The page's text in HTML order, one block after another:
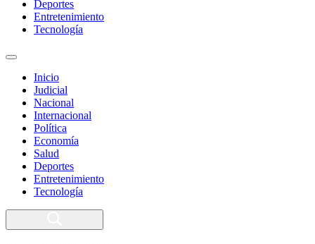
Deportes
Entretenimiento
Tecnología
Inicio
Judicial
Nacional
Internacional
Política
Economía
Salud
Deportes
Entretenimiento
Tecnología